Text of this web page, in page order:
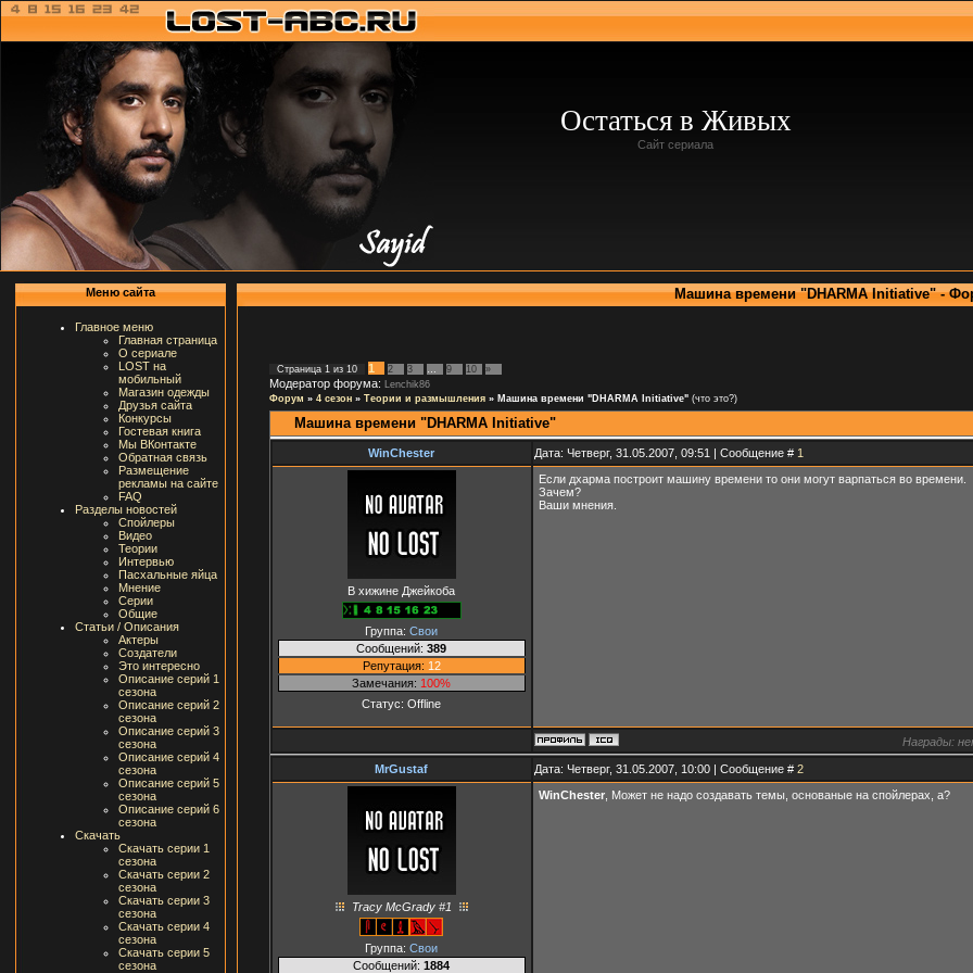
Остаться в Живых
Сайт сериала
Меню сайта
Главное меню
Главная страница
О сериале
LOST на
мобильный
Магазин одежды
Друзья сайта
Конкурсы
Гостевая книга
Мы ВКонтакте
Обратная связь
Размещение
рекламы на сайте
FAQ
Разделы новостей
Спойлеры
Видео
Теории
Интервью
Пасхальные яйца
Мнение
Серии
Общие
Статьи / Описания
Актеры
Создатели
Это интересно
Описание серий 1
сезона
Описание серий 2
сезона
Описание серий 3
сезона
Описание серий 4
сезона
Описание серий 5
сезона
Описание серий 6
сезона
Скачать
Скачать серии 1
сезона
Скачать серии 2
сезона
Скачать серии 3
сезона
Скачать серии 4
сезона
Скачать серии 5
сезона
Машина времени "DHARMA Initiative" -
Страница 1 из 10 1 2 3 9 10 »
Модератор форума:
Lenchik86
Форум » 4 сезон » Теории и размышления » Машина времени "DHARMA Initiative" (что это?)
Машина времени "DHARMA Initiative"
WinChester Дата: Четверг, 31.05.2007, 09:51 | Сообщение # 1
В хижине Джейкоба
Группа: Свои
Сообщений: 389
Репутация: 12
Замечания: 100%
Статус: Offline
Если дхарма построит машину времени то они могут варпаться во времени.
Зачем?
Ваши мнения.
Награды:
MrGustaf Дата: Четверг, 31.05.2007, 10:00 | Сообщение # 2
Tracy McGrady #1
Группа: Свои
Сообщений: 1884
WinChester, Может не надо создавать темы, основаные на спойлерах, а?